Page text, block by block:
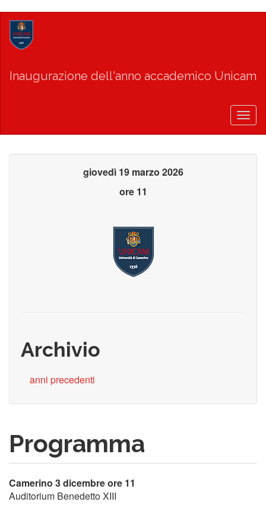
Salta
contenuto
Inaugurazione dell'anno accademico Unicam
giovedì 19 marzo 2026
ore 11
Archivio
anni precedenti
Programma
Camerino 3 dicembre ore 11
Auditorium Benedetto XIII